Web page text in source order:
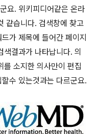
요. 위키피디어같은 온라
같습니다. 검색창에 찾고
가 제목에 들어간 페이지
결과가 나타납니다. 의
를 소지한 의사만이 편집
수 있는것과는 다르군요.